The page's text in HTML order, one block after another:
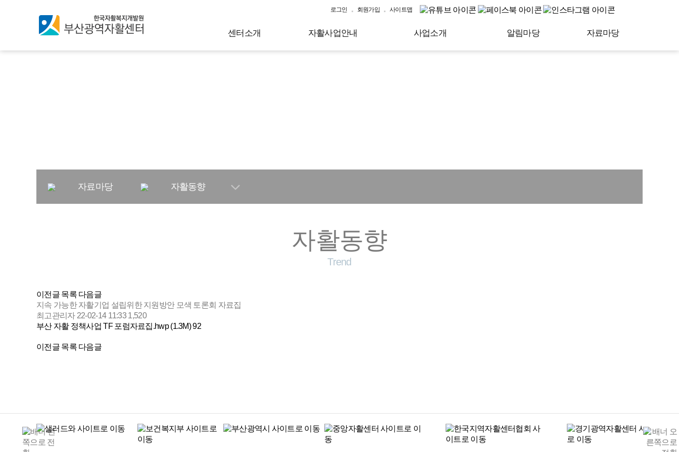
로그인 회원가입 사이트맵
센터소개 자활사업안내 사업소개 알림마당 자료마당
자료마당 자활동향
자활동향
Trend
이전글 목록 다음글
지속 가능한 자활기업 설립위한 지원방안 모색 토론회 자료집
최고관리자 22-02-14 11:33 1,520
부산 자활 정책사업 TF 포럼자료집.hwp (1.3M)92
이전글 목록 다음글